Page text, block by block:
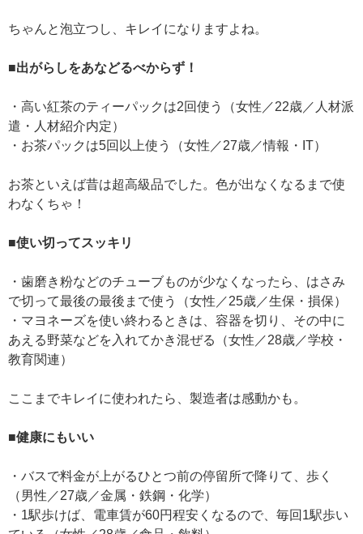
ちゃんと泡立つし、キレイになりますよね。
■出がらしをあなどるべからず！
・高い紅茶のティーパックは2回使う（女性／22歳／人材派
遣・人材紹介内定）
・お茶パックは5回以上使う（女性／27歳／情報・IT）
お茶といえば昔は超高級品でした。色が出なくなるまで使
わなくちゃ！
■使い切ってスッキリ
・歯磨き粉などのチューブものが少なくなったら、はさみ
で切って最後の最後まで使う（女性／25歳／生保・損保）
・マヨネーズを使い終わるときは、容器を切り、その中に
あえる野菜などを入れてかき混ぜる（女性／28歳／学校・
教育関連）
ここまでキレイに使われたら、製造者は感動かも。
■健康にもいい
・バスで料金が上がるひとつ前の停留所で降りて、歩く
（男性／27歳／金属・鉄鋼・化学）
・1駅歩けば、電車賃が60円程安くなるので、毎回1駅歩い